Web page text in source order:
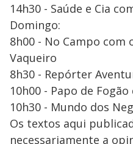
14h30 - Saúde e Cia
Domingo:
8h00 - No Campo com
Vaqueiro
8h30 - Repórter
10h00 - Papo de
10h30 - Mundo dos
Os textos aqui
necessariamente a